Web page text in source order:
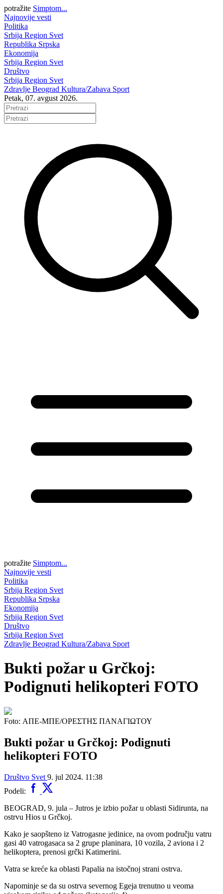
potražite Simptom...
Najnovije vesti
Politika
Srbija Region Svet
Republika Srpska
Ekonomija
Srbija Region Svet
Društvo
Srbija Region Svet
Zdravlje Beograd Kultura/Zabava Sport
Petak, 07. avgust 2026.
potražite Simptom...
Najnovije vesti
Politika
Srbija Region Svet
Republika Srpska
Ekonomija
Srbija Region Svet
Društvo
Srbija Region Svet
Zdravlje Beograd Kultura/Zabava Sport
Bukti požar u Grčkoj:
Podignuti helikopteri FOTO
Foto: ΑΠΕ-ΜΠΕ/ΟΡΕΣΤΗΣ ΠΑΝΑΓΙΩΤΟΥ
Bukti požar u Grčkoj: Podignuti
helikopteri FOTO
Društvo Svet 9. jul 2024. 11:38
Podeli:
BEOGRAD, 9. jula – Jutros je izbio požar u oblasti Sidirunta, na
ostrvu Hios u Grčkoj.
Kako je saopšteno iz Vatrogasne jedinice, na ovom području vatru
gasi 40 vatrogasaca sa 2 grupe planinara, 10 vozila, 2 aviona i 2
helikoptera, prenosi grčki Katimerini.
Vatra se kreće ka oblasti Papalia na istočnoj strani ostrva.
Napominje se da su ostrva severnog Egeja trenutno u veoma